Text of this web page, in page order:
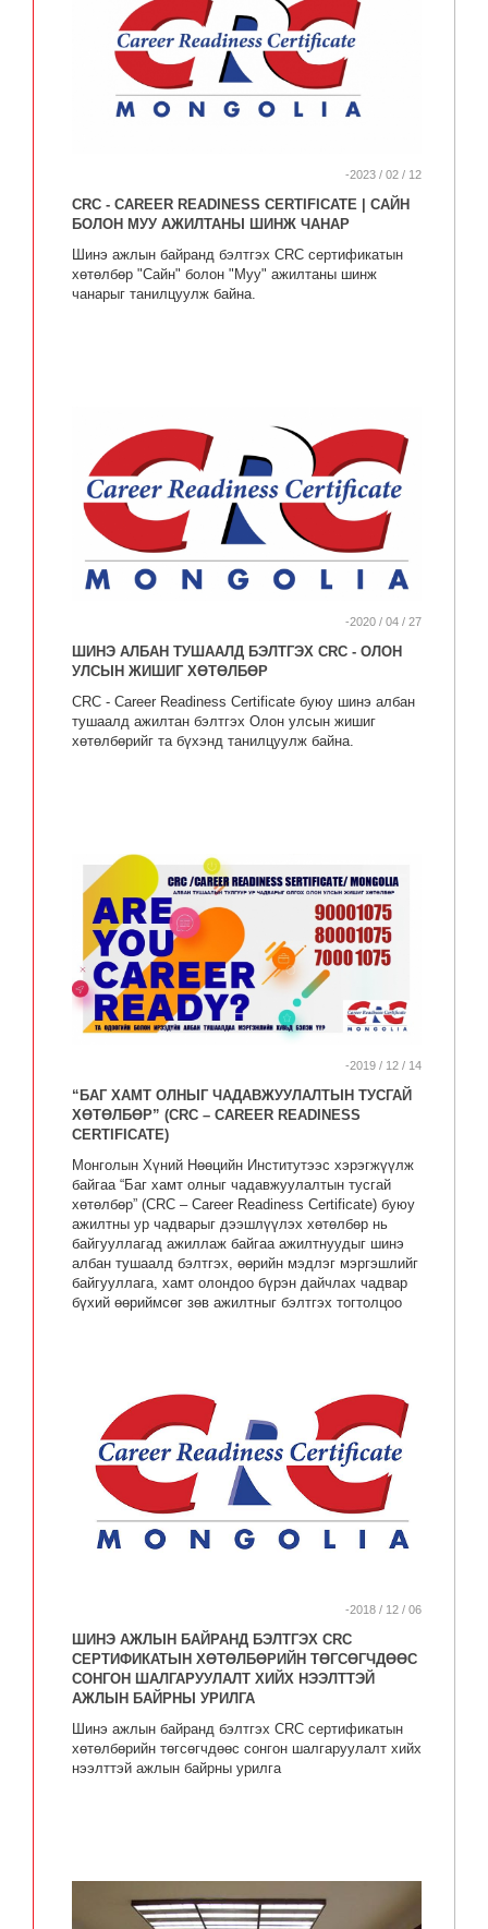
-2023 / 02 / 12
CRC - CAREER READINESS CERTIFICATE | САЙН
БОЛОН МУУ АЖИЛТАНЫ ШИНЖ ЧАНАР
Шинэ ажлын байранд бэлтгэх CRC сертификатын
хөтөлбөр "Сайн" болон "Муу" ажилтаны шинж
чанарыг танилцуулж байна.
-2020 / 04 / 27
ШИНЭ АЛБАН ТУШААЛД БЭЛТГЭХ CRC - ОЛОН
УЛСЫН ЖИШИГ ХӨТӨЛБӨР
CRC - Career Readiness Certificate буюу шинэ албан
тушаалд ажилтан бэлтгэх Олон улсын жишиг
хөтөлбөрийг та бүхэнд танилцуулж байна.
-2019 / 12 / 14
“БАГ ХАМТ ОЛНЫГ ЧАДАВЖУУЛАЛТЫН ТУСГАЙ
ХӨТӨЛБӨР” (CRC – CAREER READINESS
CERTIFICATE)
Монголын Хүний Нөөцийн Институтээс хэрэгжүүлж
байгаа “Баг хамт олныг чадавжуулалтын тусгай
хөтөлбөр” (CRC – Career Readiness Certificate) буюу
ажилтны ур чадварыг дээшлүүлэх хөтөлбөр нь
байгууллагад ажиллаж байгаа ажилтнуудыг шинэ
албан тушаалд бэлтгэх, өөрийн мэдлэг мэргэшлийг
байгууллага, хамт олондоо бүрэн дайчлах чадвар
бүхий өөриймсөг зөв ажилтныг бэлтгэх тогтолцоо
-2018 / 12 / 06
ШИНЭ АЖЛЫН БАЙРАНД БЭЛТГЭХ CRC
СЕРТИФИКАТЫН ХӨТӨЛБӨРИЙН ТӨГСӨГЧДӨӨС
СОНГОН ШАЛГАРУУЛАЛТ ХИЙХ НЭЭЛТТЭЙ
АЖЛЫН БАЙРНЫ УРИЛГА
Шинэ ажлын байранд бэлтгэх CRC сертификатын
хөтөлбөрийн төгсөгчдөөс сонгон шалгаруулалт хийх
нээлттэй ажлын байрны урилга